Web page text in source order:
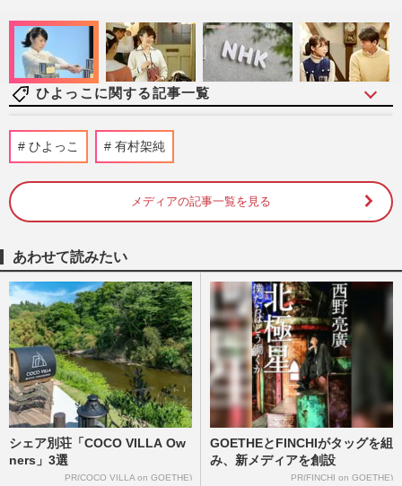
ひよっこに関する記事一覧
NHK朝ドラ『ひよっこ』9年ぶりの再放送
に有村架純も歓喜のコメント！『あまちゃ
2026/8/4
の苦戦が続くなか、有村架純ヒロインの
『ひよっこ』再放送決定に“歓…
週刊女性PRIME 2026/6/18
伊藤沙莉『虎に翼』で新・朝ドラヒロイン
に抜擢！まさかのオファーに「ご褒美」撮
影の中で抱く葛藤やヒロイ…
週刊女性2024年4月16日号 2024/4/3
朝ドラ歴代ナレーション8選！低音イケボ
に名フレーズ「この声で毎朝起こされた
ひよっこ 有村架純
メディアの記事一覧を見る
あわせて読みたい
シェア別荘「COCO VILLA Ow
ners」3選
PR(COCO VILLA on GOETHE)
GOETHEとFINCHIがタッグを組
み、新メディアを創設
PR(FINCHI on GOETHE)